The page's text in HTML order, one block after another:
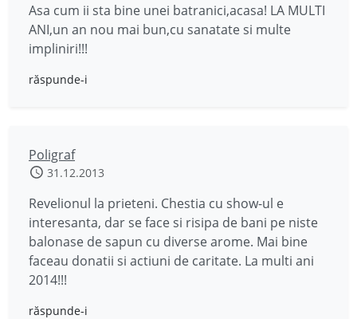
Asa cum ii sta bine unei batranici,acasa! LA MULTI
ANI,un an nou mai bun,cu sanatate si multe
impliniri!!!
răspunde-i
Poligraf
31.12.2013
Revelionul la prieteni. Chestia cu show-ul e
interesanta, dar se face si risipa de bani pe niste
balonase de sapun cu diverse arome. Mai bine
faceau donatii si actiuni de caritate. La multi ani
2014!!!
răspunde-i